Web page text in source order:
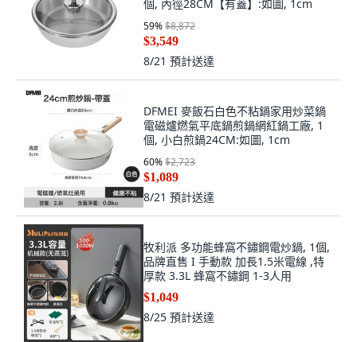
個, 內徑28CM【有蓋】:如圖, 1cm
59%$8,872
$3,549
8/21 預計送達
DFMEI 麥飯石白色不粘鍋家用炒菜鍋
電磁爐燃氣平底鍋煎鍋網紅鍋工廠, 1
個, 小白煎鍋24CM:如圖, 1cm
60%$2,723
$1,089
8/21 預計送達
牧利派 多功能蜂窩不鏽鋼電炒鍋, 1個,
品牌直售 I 手動款 加長1.5米電線 ,特
厚款 3.3L 蜂窩不鏽鋼 1-3人用
$1,049
8/25 預計送達